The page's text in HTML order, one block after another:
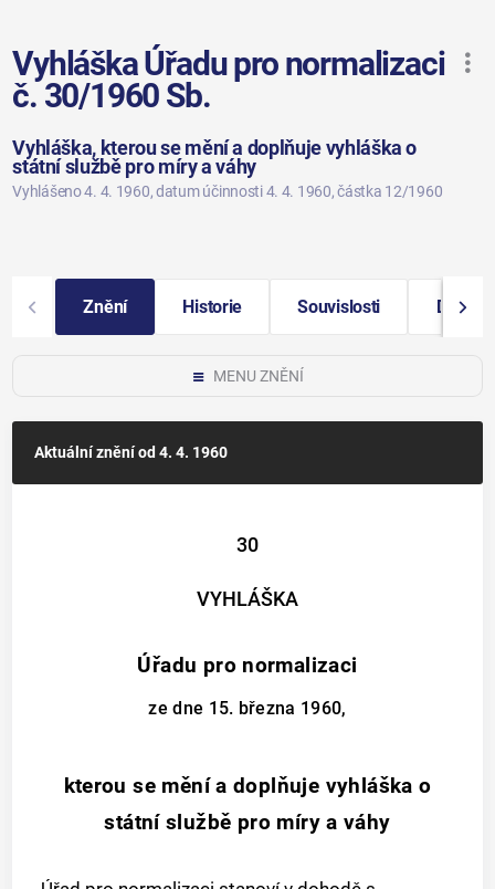
Vyhláška Úřadu pro normalizaci
č. 30/1960 Sb.
Vyhláška, kterou se mění a doplňuje vyhláška o
státní službě pro míry a váhy
Vyhlášeno 4. 4. 1960, datum účinnosti 4. 4. 1960, částka 12/1960
Znění Historie Souvislosti Další
MENU ZNĚNÍ
Aktuální zněníod 4. 4. 1960
30
VYHLÁŠKA
Úřadu pro normalizaci
ze dne 15. března 1960,
kterou se mění a doplňuje vyhláška o
státní službě pro míry a váhy